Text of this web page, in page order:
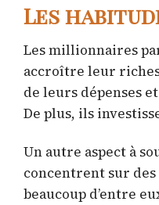
Les
Les millionnaires
accroître leur
de leurs dépenses
De plus, ils
Un autre aspect à
concentrent sur
beaucoup d’entre